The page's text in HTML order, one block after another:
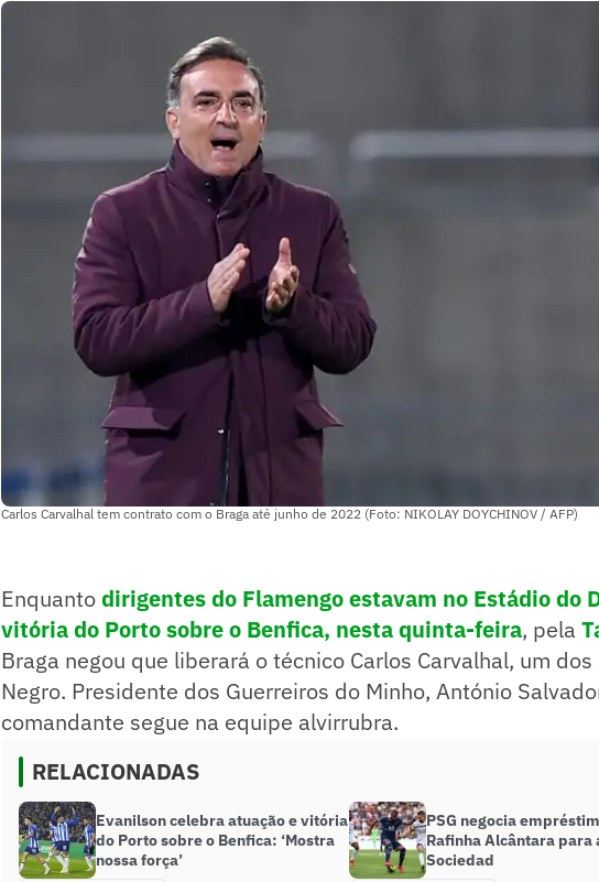
Carlos Carvalhal tem contrato com o Braga até junho de 2022 (Foto: NIKOLAY DOYCHINOV / AFP)
Enquantodirigentes do Flamengo estavam no Estádio do
vitória do Porto sobre o Benfica, nesta quinta-feira, pela
Braga negou que liberará o técnico Carlos Carvalhal, um
Negro. Presidente dos Guerreiros do Minho, António
comandante segue na equipe alvirrubra.
RELACIONADAS
Evanilson celebra atuação e vitória
do Porto sobre o Benfica: ‘Mostra
nossa força’
PSG negocia
Rafinha Alcântara para
Sociedad